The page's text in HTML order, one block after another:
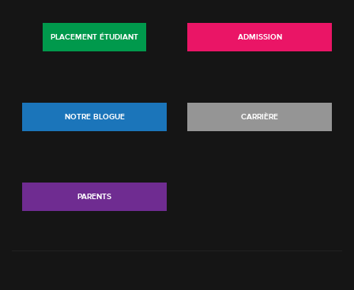
PLACEMENT ÉTUDIANT ADMISSION
NOTRE BLOGUE CARRIÈRE
PARENTS